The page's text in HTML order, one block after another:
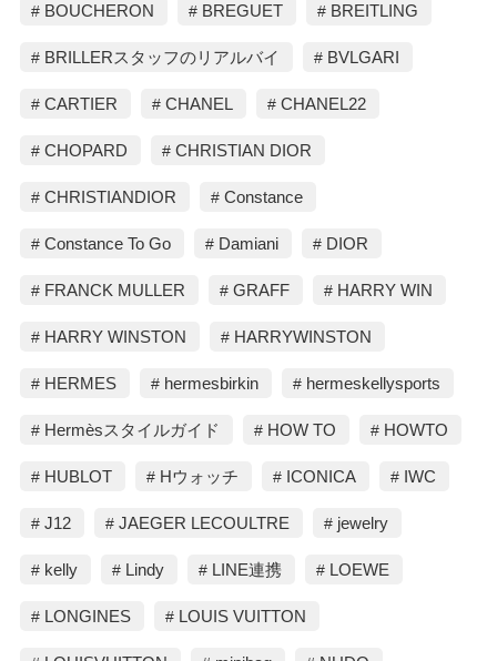
BOUCHERON BREGUET BREITLING
BRILLERスタッフのリアルバイ BVLGARI
CARTIER CHANEL CHANEL22
CHOPARD CHRISTIAN DIOR
CHRISTIANDIOR Constance
Constance To Go Damiani DIOR
FRANCK MULLER GRAFF HARRY WIN
HARRY WINSTON HARRYWINSTON
HERMES hermesbirkin hermeskellysports
Hermèsスタイルガイド HOW TO HOWTO
HUBLOT Hウォッチ ICONICA IWC
J12 JAEGER LECOULTRE jewelry
kelly Lindy LINE連携 LOEWE
LONGINES LOUIS VUITTON